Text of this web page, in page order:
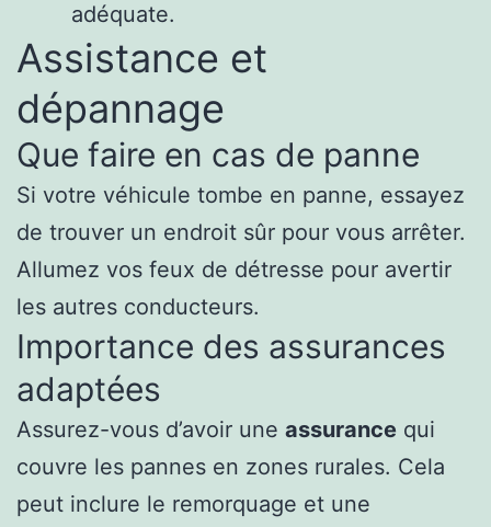
adéquate.
Assistance et
dépannage
Que faire en cas de panne
Si votre véhicule tombe en panne, essayez
de trouver un endroit sûr pour vous arrêter.
Allumez vos feux de détresse pour avertir
les autres conducteurs.
Importance des assurances
adaptées
Assurez-vous d’avoir une assurance qui
couvre les pannes en zones rurales. Cela
peut inclure le remorquage et une